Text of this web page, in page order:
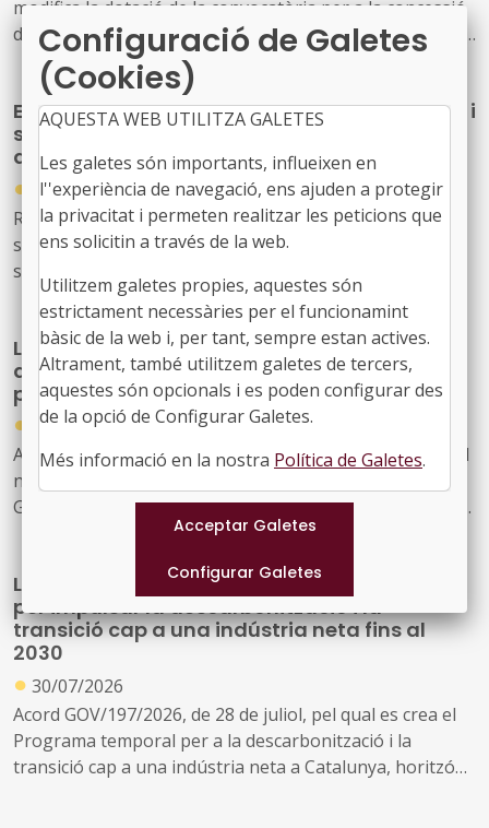
modifica la dotació de la convocatòria per a la concessió
de subvencions, en règim de concurrència competitiva, a
festivals de música d'alt interès cultural (ref. BDNS
914637)
El Govern de l’Estat aprova mesures laborals i
socials urgents per protegir les persones
afectades pels incendis forestals
●
30/07/2026
Reial decret llei 20/2026, de 29 de juliol, pel qual
s’estableixen mesures urgents de protecció laboral i
social davant els incendis forestals.
La Generalitat actualitza el model de relació
amb L'Energètica per reforçar els serveis
públics d'energia
●
30/07/2026
Acord GOV/198/2026, de 28 de juliol, pel qual s'aprova el
nou model de relació entre l'Administració de la
Generalitat i el seu sector públic i Energies Renovables
Públiques de Catalunya, SAU (L'Energètica), i
en l'àmbit de l'energia
La Generalitat crea un programa temporal
per impulsar la descarbonització i la
transició cap a una indústria neta fins al
2030
● 30/07/2026
Acord GOV/197/2026, de 28 de juliol, pel qual es crea el
Programa temporal per a la descarbonització i la
transició cap a una indústria neta a Catalunya, horitzó
Configuració de Galetes
(Cookies)
AQUESTA WEB UTILITZA GALETES
Les galetes són importants, influeixen en
l''experiència de navegació, ens ajuden a protegir
la privacitat i permeten realitzar les peticions que
ens solicitin a través de la web.
Utilitzem galetes propies, aquestes són
estrictament necessàries per el funcionamint
bàsic de la web i, per tant, sempre estan actives.
Altrament, també utilitzem galetes de tercers,
aquestes són opcionals i es poden configurar des
de la opció de Configurar Galetes.
Més informació en la nostra Política de Galetes.